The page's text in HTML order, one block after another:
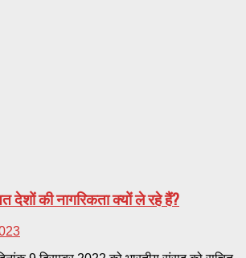
देशों की नागरिकता क्यों ले रहे हैं?